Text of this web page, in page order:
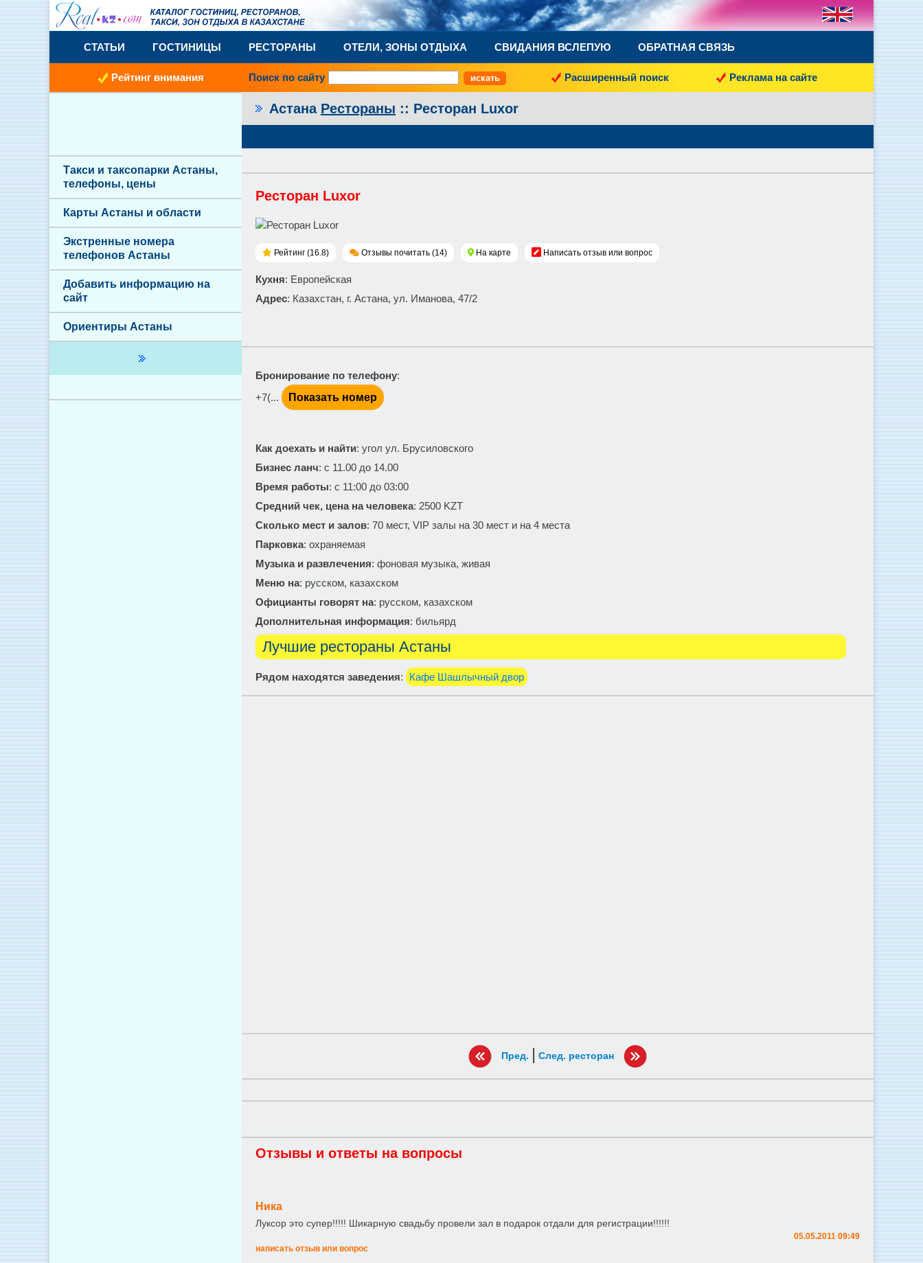
СТАТЬИ ГОСТИНИЦЫ РЕСТОРАНЫ ОТЕЛИ, ЗОНЫ ОТДЫХА СВИДАНИЯ ВСЛЕПУЮ ОБРАТНАЯ СВЯЗЬ
Рейтинг внимания Поиск по сайту Расширенный поиск Реклама на сайте
Астана Рестораны :: Ресторан Luxor
Ресторан Luxor
Рейтинг (16.8) Отзывы почитать (14) На карте Написать отзыв или вопрос
Кухня: Европейская
Адрес: Казахстан, г. Астана, ул. Иманова, 47/2
Бронирование по телефону:
+7(...
Показать номер
Как доехать и найти: угол ул. Брусиловского
Бизнес ланч: с 11.00 до 14.00
Время работы: с 11:00 до 03:00
Средний чек, цена на человека: 2500 KZT
Сколько мест и залов: 70 мест, VIP залы на 30 мест и на 4 места
Парковка: охраняемая
Музыка и развлечения: фоновая музыка, живая
Меню на: русском, казахском
Официанты говорят на: русском, казахском
Дополнительная информация: бильярд
Лучшие рестораны Астаны
Рядом находятся заведения: Кафе Шашлычный двор
Пред. | След. ресторан
Отзывы и ответы на вопросы
Ника
Луксор это супер!!!!! Шикарную свадьбу провели зал в подарок отдали для регистрации!!!!!!
05.05.2011 09:49
написать отзыв или вопрос
Такси и таксопарки Астаны,
телефоны, цены
Карты Астаны и области
Экстренные номера
телефонов Астаны
Добавить информацию на
сайт
Ориентиры Астаны